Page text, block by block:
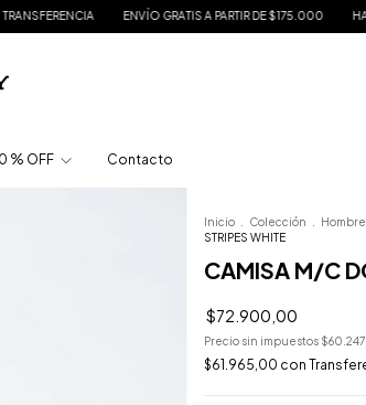
ENVÍO GRATIS A PARTIR DE $175.000 HASTA 3 CUOTAS SIN
% OFF Contacto
Inicio Colección Hombre
STRIPES WHITE
CAMISA M/C
$72.900,00
Precio sin impuestos
$61.965,00 con